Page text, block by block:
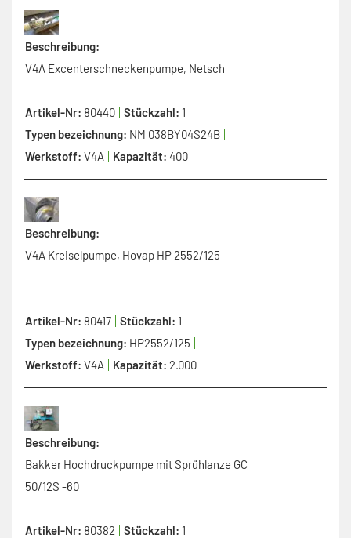
Beschreibung:
V4A Excenterschneckenpumpe, Netsch
Artikel-Nr: 80440 Stückzahl: 1
Typen bezeichnung: NM 038BY04S24B
Werkstoff: V4A Kapazität: 400
Beschreibung:
V4A Kreiselpumpe, Hovap HP 2552/125
Artikel-Nr: 80417 Stückzahl: 1
Typen bezeichnung: HP2552/125
Werkstoff: V4A Kapazität: 2.000
Beschreibung:
Bakker Hochdruckpumpe mit Sprühlanze GC
50/12S -60
Artikel-Nr: 80382 Stückzahl: 1